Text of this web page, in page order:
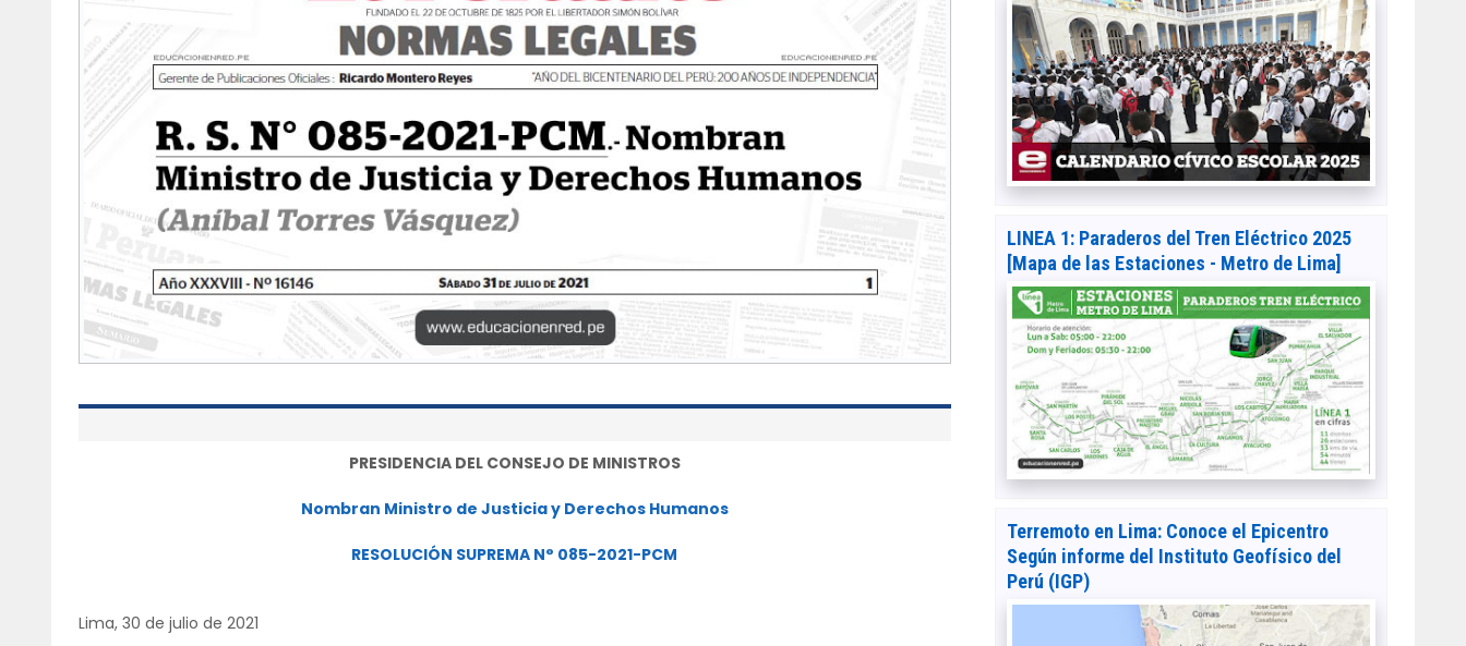
PRESIDENCIA DEL CONSEJO DE MINISTROS
Nombran Ministro de Justicia y Derechos Humanos
RESOLUCIÓN SUPREMA N° 085-2021-PCM
Lima, 30 de julio de 2021
LINEA 1: Paraderos del Tren Eléctrico 2025
[Mapa de las Estaciones - Metro de Lima]
Terremoto en Lima: Conoce el Epicentro
Según informe del Instituto Geofísico del
Perú (IGP)